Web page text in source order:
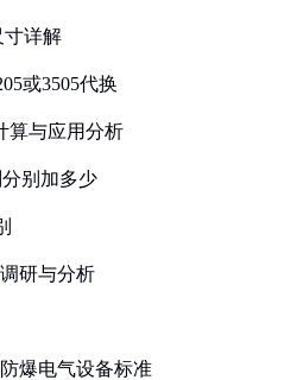
寸详解
或3505代换
算与应用分析
别加多少
研与分析
爆电气设备标准